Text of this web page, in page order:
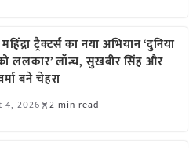
ट्रैक्टर्स का नया अभियान ‘दुनिया
ललकार’ लॉन्च, सुखबीर सिंह और
बने चेहरा
4, 2026 2 min read